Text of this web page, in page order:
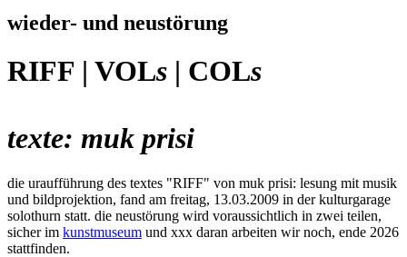
wieder- und neustörung
RIFF | VOLs | COLs
texte: muk prisi
die uraufführung des textes "RIFF" von muk prisi: lesung mit musik
und bildprojektion, fand am freitag, 13.03.2009 in der kulturgarage
solothurn statt. die neustörung wird voraussichtlich in zwei teilen,
sicher im kunstmuseum und xxx daran arbeiten wir noch, ende 2026
stattfinden.